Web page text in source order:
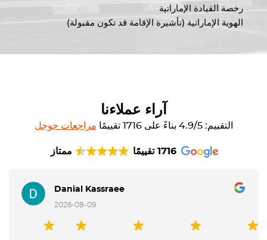
رخصة القيادة الإماراتية
الهوية الإماراتية (تأشيرة الإقامة قد تكون مقبولة)
آراء عملاءنا
التقييم: 4.9/5 بناءً على 1716 تقييمًا مراجعات جوجل
ممتاز 1716 تقييمًا
Danial Kassraee
2026-08-09